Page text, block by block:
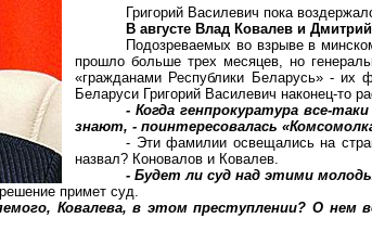
Григорий Василевич пока
В августе Влад Ковалев и
Подозреваемых во взрыве в
прошло больше трех месяцев, но
«гражданами Республики Беларусь» - их
Беларуси Григорий Василевич наконец-то
- Когда генпрокуратура все-
знают, - поинтересовалась
- Эти фамилии освещались на
назвал? Коновалов и Ковалев.
- Будет ли суд над этими
примет суд.
Ковалева, в этом преступлении? О